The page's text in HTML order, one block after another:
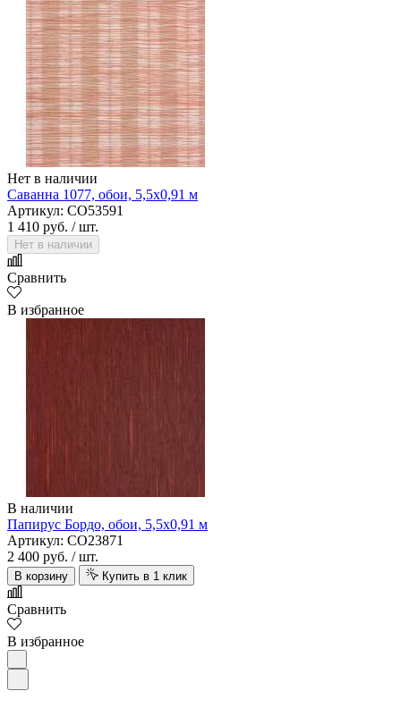
Нет в наличии
Саванна 1077, обои, 5,5х0,91 м
Артикул: CO53591
1 410 руб. / шт.
Нет в наличии
Сравнить
В избранное
В наличии
Папирус Бордо, обои, 5,5х0,91 м
Артикул: CO23871
2 400 руб. / шт.
В корзину Купить в 1 клик
Сравнить
В избранное